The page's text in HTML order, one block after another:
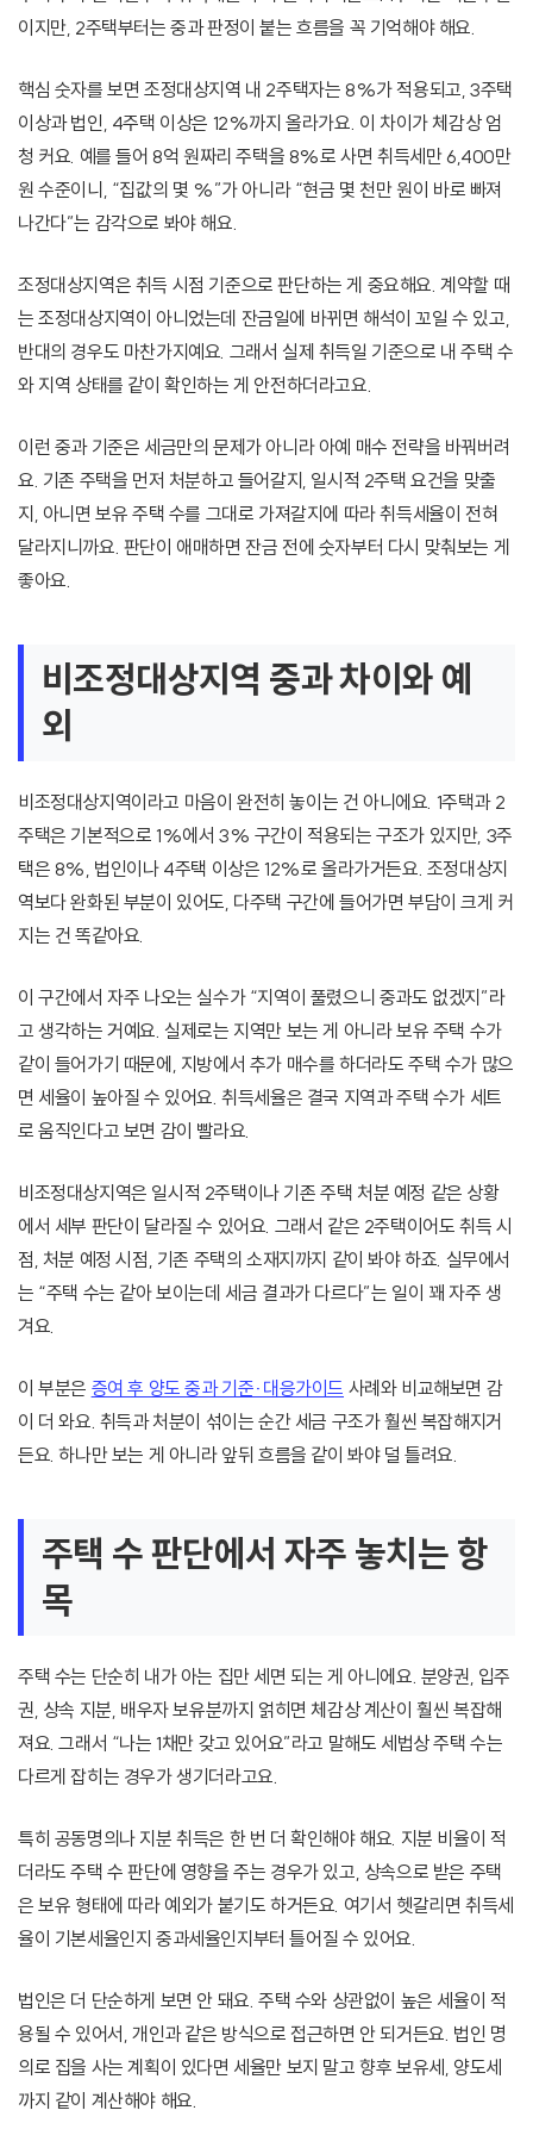
이지만, 2주택부터는 중과 판정이 붙는 흐름을 꼭 기억해야 해요.
핵심 숫자를 보면 조정대상지역 내 2주택자는 8%가 적용되고, 3주택
이상과 법인, 4주택 이상은 12%까지 올라가요. 이 차이가 체감상 엄
청 커요. 예를 들어 8억 원짜리 주택을 8%로 사면 취득세만 6,400만
원 수준이니, “집값의 몇 %”가 아니라 “현금 몇 천만 원이 바로 빠져
나간다”는 감각으로 봐야 해요.
조정대상지역은 취득 시점 기준으로 판단하는 게 중요해요. 계약할 때
는 조정대상지역이 아니었는데 잔금일에 바뀌면 해석이 꼬일 수 있고,
반대의 경우도 마찬가지예요. 그래서 실제 취득일 기준으로 내 주택 수
와 지역 상태를 같이 확인하는 게 안전하더라고요.
이런 중과 기준은 세금만의 문제가 아니라 아예 매수 전략을 바꿔버려
요. 기존 주택을 먼저 처분하고 들어갈지, 일시적 2주택 요건을 맞출
지, 아니면 보유 주택 수를 그대로 가져갈지에 따라 취득세율이 전혀
달라지니까요. 판단이 애매하면 잔금 전에 숫자부터 다시 맞춰보는 게
좋아요.
비조정대상지역 중과 차이와 예
외
비조정대상지역이라고 마음이 완전히 놓이는 건 아니에요. 1주택과 2
주택은 기본적으로 1%에서 3% 구간이 적용되는 구조가 있지만, 3주
택은 8%, 법인이나 4주택 이상은 12%로 올라가거든요. 조정대상지
역보다 완화된 부분이 있어도, 다주택 구간에 들어가면 부담이 크게 커
지는 건 똑같아요.
이 구간에서 자주 나오는 실수가 “지역이 풀렸으니 중과도 없겠지”라
고 생각하는 거예요. 실제로는 지역만 보는 게 아니라 보유 주택 수가
같이 들어가기 때문에, 지방에서 추가 매수를 하더라도 주택 수가 많으
면 세율이 높아질 수 있어요. 취득세율은 결국 지역과 주택 수가 세트
로 움직인다고 보면 감이 빨라요.
비조정대상지역은 일시적 2주택이나 기존 주택 처분 예정 같은 상황
에서 세부 판단이 달라질 수 있어요. 그래서 같은 2주택이어도 취득 시
점, 처분 예정 시점, 기존 주택의 소재지까지 같이 봐야 하죠. 실무에서
는 “주택 수는 같아 보이는데 세금 결과가 다르다”는 일이 꽤 자주 생
겨요.
이 부분은 증여 후 양도 중과 기준·대응가이드 사례와 비교해보면 감
이 더 와요. 취득과 처분이 섞이는 순간 세금 구조가 훨씬 복잡해지거
든요. 하나만 보는 게 아니라 앞뒤 흐름을 같이 봐야 덜 틀려요.
주택 수 판단에서 자주 놓치는 항
목
주택 수는 단순히 내가 아는 집만 세면 되는 게 아니에요. 분양권, 입주
권, 상속 지분, 배우자 보유분까지 얽히면 체감상 계산이 훨씬 복잡해
져요. 그래서 “나는 1채만 갖고 있어요”라고 말해도 세법상 주택 수는
다르게 잡히는 경우가 생기더라고요.
특히 공동명의나 지분 취득은 한 번 더 확인해야 해요. 지분 비율이 적
더라도 주택 수 판단에 영향을 주는 경우가 있고, 상속으로 받은 주택
은 보유 형태에 따라 예외가 붙기도 하거든요. 여기서 헷갈리면 취득세
율이 기본세율인지 중과세율인지부터 틀어질 수 있어요.
법인은 더 단순하게 보면 안 돼요. 주택 수와 상관없이 높은 세율이 적
용될 수 있어서, 개인과 같은 방식으로 접근하면 안 되거든요. 법인 명
의로 집을 사는 계획이 있다면 세율만 보지 말고 향후 보유세, 양도세
까지 같이 계산해야 해요.